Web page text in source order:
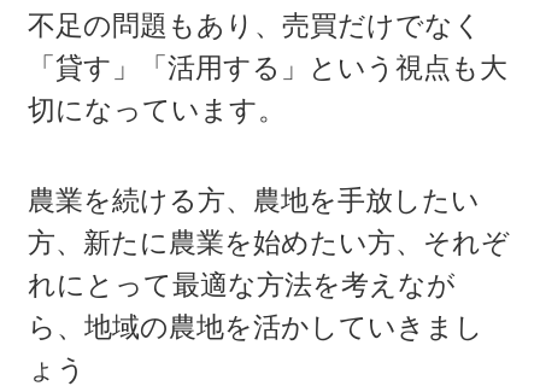
不足の問題もあり、売買だけでなく
「貸す」「活用する」という視点も大
切になっています。
農業を続ける方、農地を手放したい
方、新たに農業を始めたい方、それぞ
れにとって最適な方法を考えなが
ら、地域の農地を活かしていきまし
ょう